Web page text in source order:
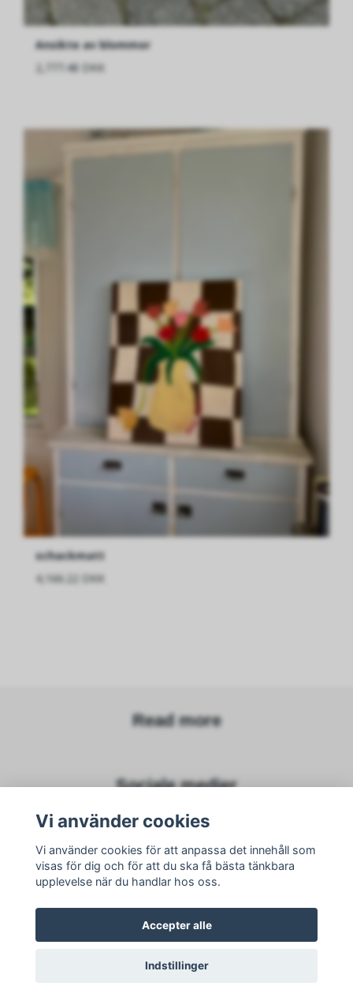
Ansikte av blommor
2,777.48 DKK
schackmatt
4,166.22 DKK
Read more
Sociale medier
Subscribe to newsletter
Vi använder cookies
Vi använder cookies för att anpassa det innehåll som
visas för dig och för att du ska få bästa tänkbara
upplevelse när du handlar hos oss.
Accepter alle
Indstillinger